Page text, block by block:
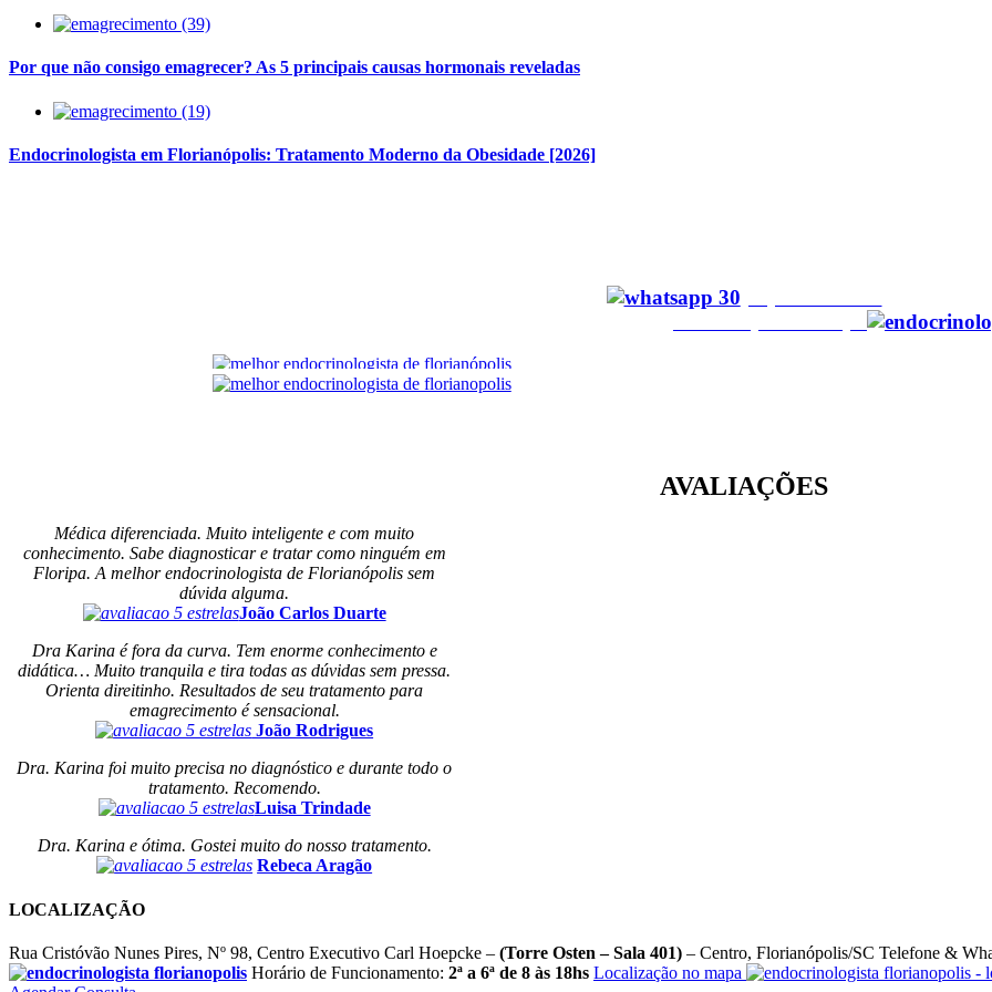
Por que não consigo emagrecer? As 5 principais causas hormonais reveladas
Endocrinologista em Florianópolis: Tratamento Moderno da Obesidade [2026]
AVALIAÇÕES
Médica diferenciada. Muito inteligente e com muito
conhecimento. Sabe diagnosticar e tratar como ninguém em
Floripa. A melhor endocrinologista de Florianópolis sem
dúvida alguma.
João Carlos Duarte
Dra Karina é fora da curva. Tem enorme conhecimento e
didática… Muito tranquila e tira todas as dúvidas sem pressa.
Orienta direitinho. Resultados de seu tratamento para
emagrecimento é sensacional.
João Rodrigues
Dra. Karina foi muito precisa no diagnóstico e durante todo o
tratamento. Recomendo.
Luisa Trindade
Dra. Karina e ótima. Gostei muito do nosso tratamento.
Rebeca Aragão
LOCALIZAÇÃO
Rua Cristóvão Nunes Pires, Nº 98, Centro Executivo Carl Hoepcke – (Torre Osten – Sala 401) – Centro, Florianópolis/SC Telefone &
Horário de Funcionamento: 2ª a 6ª de 8 às 18hs Localização no mapa